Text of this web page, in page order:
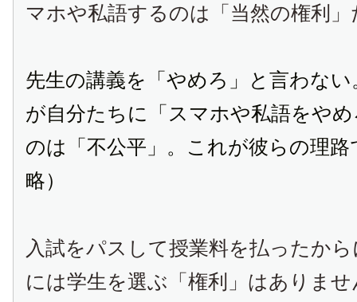
マホや私語するのは「当然の権利
先生の講義を「やめろ」と言わな
が自分たちに「スマホや私語をや
のは「不公平」。これが彼らの理路
略）
入試をパスして授業料を払ったか
には学生を選ぶ「権利」はありま